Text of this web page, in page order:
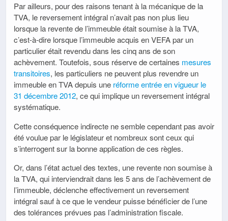
Par ailleurs, pour des raisons tenant à la mécanique de la
TVA, le reversement intégral n’avait pas non plus lieu
lorsque la revente de l’immeuble était soumise à la TVA,
c’est-à-dire lorsque l’immeuble acquis en VEFA par un
particulier était revendu dans les cinq ans de son
achèvement. Toutefois, sous réserve de certaines mesures
transitoires, les particuliers ne peuvent plus revendre un
immeuble en TVA depuis une réforme entrée en vigueur le
31 décembre 2012, ce qui implique un reversement intégral
systématique.
Cette conséquence indirecte ne semble cependant pas avoir
été voulue par le législateur et nombreux sont ceux qui
s’interrogent sur la bonne application de ces règles.
Or, dans l’état actuel des textes, une revente non soumise à
la TVA, qui interviendrait dans les 5 ans de l’achèvement de
l’immeuble, déclenche effectivement un reversement
intégral sauf à ce que le vendeur puisse bénéficier de l’une
des tolérances prévues pas l’administration fiscale.